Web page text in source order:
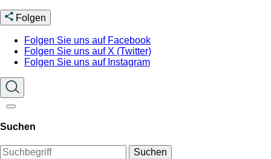
Folgen
Folgen Sie uns auf Facebook
Folgen Sie uns auf X (Twitter)
Folgen Sie uns auf Instagram
Suchen
Suchen